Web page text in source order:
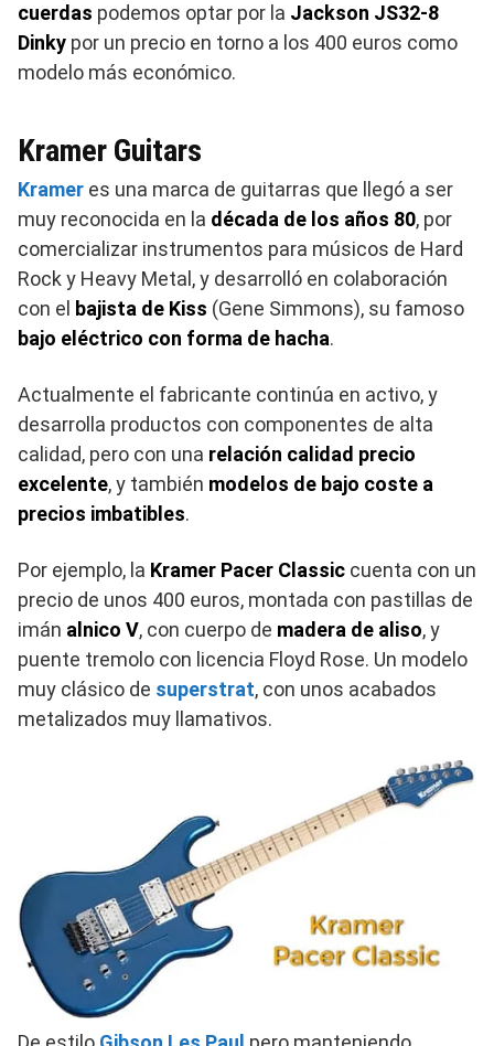
cuerdas podemos optar por la Jackson JS32-8
Dinky por un precio en torno a los 400 euros como
modelo más económico.
Kramer Guitars
Kramer es una marca de guitarras que llegó a ser
muy reconocida en la década de los años 80, por
comercializar instrumentos para músicos de Hard
Rock y Heavy Metal, y desarrolló en colaboración
con el bajista de Kiss (Gene Simmons), su famoso
bajo eléctrico con forma de hacha.
Actualmente el fabricante continúa en activo, y
desarrolla productos con componentes de alta
calidad, pero con una relación calidad precio
excelente, y también modelos de bajo coste a
precios imbatibles.
Por ejemplo, la Kramer Pacer Classic cuenta con un
precio de unos 400 euros, montada con pastillas de
imán alnico V, con cuerpo de madera de aliso, y
puente tremolo con licencia Floyd Rose. Un modelo
muy clásico de superstrat, con unos acabados
metalizados muy llamativos.